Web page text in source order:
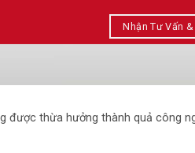
Nhận Tư Vấn
được thừa hưởng thành quả công